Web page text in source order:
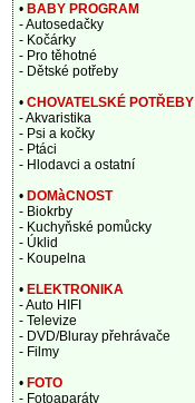
• BABY PROGRAM
- Autosedačky
- Kočárky
- Pro těhotné
- Dětské potřeby
• CHOVATELSKÉ POTŘEBY
- Akvaristika
- Psi a kočky
- Ptáci
- Hlodavci a ostatní
• DOMàCNOST
- Biokrby
- Kuchyňské pomůcky
- Úklid
- Koupelna
• ELEKTRONIKA
- Auto HIFI
- Televize
- DVD/Bluray přehrávače
- Filmy
• FOTO
- Fotoaparáty